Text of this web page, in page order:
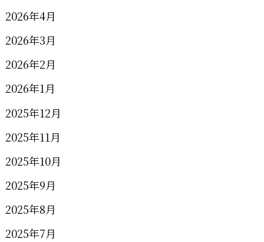
2026年4月
2026年3月
2026年2月
2026年1月
2025年12月
2025年11月
2025年10月
2025年9月
2025年8月
2025年7月